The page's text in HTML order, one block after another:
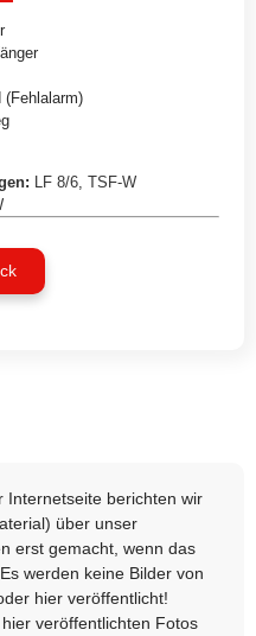
(Fehlalarm)
: LF 8/6,TSF-W
Internetseite berichten wir
über unser
erst gemacht, wenn das
werden keine Bilder von
hier veröffentlicht!
veröffentlichten Fotos